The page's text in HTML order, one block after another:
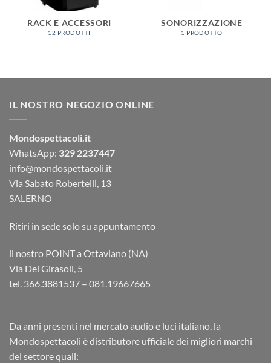
RACK E ACCESSORI
12 PRODOTTI
SONORIZZAZIONE
1 PRODOTTO
IL NOSTRO NEGOZIO ONLINE
Mondospettacoli.it
WhatsApp: 329 2237447
info@mondospettacoli.it
Via Sabato Robertelli, 13
SALERNO
Ritiri in sede solo su appuntamento
il nostro POINT a Ottaviano (NA)
Via Dei Girasoli, 5
tel. 366.3881537 – 081.19667665
Da anni presenti nel mercato audio e luci italiano, la
Mondospettacoli è distributore ufficiale dei migliori marchi
del settore quali: